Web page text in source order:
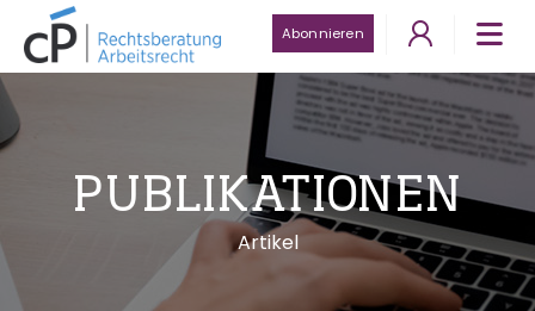
Abonnieren
PUBLIKATIONEN
Artikel